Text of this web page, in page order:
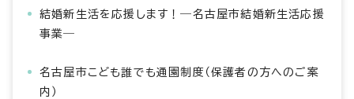
結婚新生活を応援します！―名古屋市結婚新生活応援
事業―
名古屋市こども誰でも通園制度（保護者の方へのご案
内）